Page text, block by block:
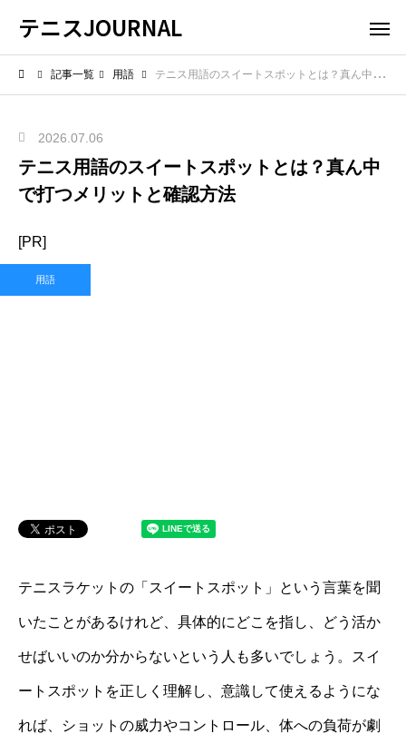
テニスJOURNAL
記事一覧 用語 テニス用語のスイートスポットとは？真ん中で打つメリットと確認方法
2026.07.06
テニス用語のスイートスポットとは？真ん中
で打つメリットと確認方法
[PR]
用語
テニスラケットの「スイートスポット」という言葉を聞
いたことがあるけれど、具体的にどこを指し、どう活か
せばいいのか分からないという人も多いでしょう。スイ
ートスポットを正しく理解し、意識して使えるようにな
れば、ショットの威力やコントロール、体への負荷が劇